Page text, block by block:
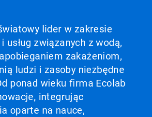
lider w zakresie
usług związanych z wodą,
zakażeniom,
ludzi i zasoby niezbędne
ponad wieku firma Ecolab
integrując
oparte na nauce,